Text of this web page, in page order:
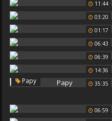
11:44
03:20
01:17
06:43
06:39
14:36
35:35
Papy
06:59